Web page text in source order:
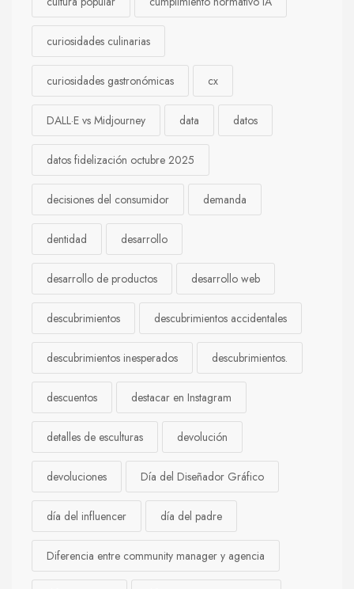
curiosidades culinarias
curiosidades gastronómicas cx
DALL·E vs Midjourney data datos
datos fidelización octubre 2025
decisiones del consumidor demanda
dentidad desarrollo
desarrollo de productos desarrollo web
descubrimientos descubrimientos accidentales
descubrimientos inesperados descubrimientos.
descuentos destacar en Instagram
detalles de esculturas devolución
devoluciones Día del Diseñador Gráfico
día del influencer día del padre
Diferencia entre community manager y agencia